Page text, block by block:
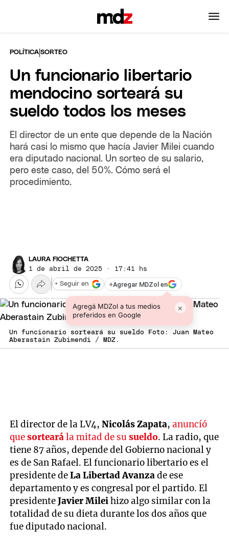
POLÍTICA |SORTEO
Un funcionario libertario
mendocino sorteará su
sueldo todos los meses
El director de un ente que depende de la Nación
hará casi lo mismo que hacía Javier Milei cuando
era diputado nacional. Un sorteo de su salario,
pero este caso, del 50%. Cómo será el
procedimiento.
LAURA FIOCHETTA
1 de abril de 2025 · 17:41 hs
+Agregar MDZol en
Agregá MDZol a tus medios
preferidos en Google
×
+ Seguir en
Un funcionario sorteará su sueldo Foto: Juan Mateo
Aberastain Zubimendi / MDZ.
El director de la LV4, Nicolás Zapata,anuncíó
quesortearála mitad de susueldo. La radio, que
tiene 87 años, depende del Gobierno nacional y
es de San Rafael. El funcionario libertario es el
presidente deLa Libertad Avanzade ese
departamento y es congresal por el partido. El
presidenteJavier Mileihizo algo similar con la
totalidad de su dieta durante los dos años que
fue diputado nacional.